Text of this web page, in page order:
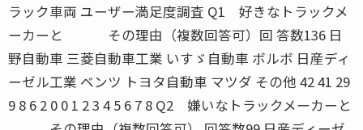
ラック車両 ユーザー満足度調査 Q1 好きなトラックメ
ーカーと その理由（複数回答可）回 答数136 日
野自動車 三菱自動車工業 いすゞ自動車 ボルボ 日産ディ
ーゼル工業 ベンツ トヨタ自動車 マツダ その他 42 41 29
9 8 6 2 0 0 1 2 3 4 5 6 7 8 Q2 嫌いなトラックメーカーと